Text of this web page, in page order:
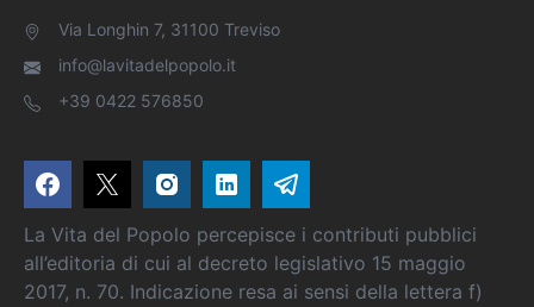
Via Longhin 7, 31100 Treviso
info@lavitadelpopolo.it
+39 0422 576850
La Vita del Popolo percepisce i contributi pubblici
all’editoria di cui al decreto legislativo 15 maggio
2017, n. 70. Indicazione resa ai sensi della lettera f)